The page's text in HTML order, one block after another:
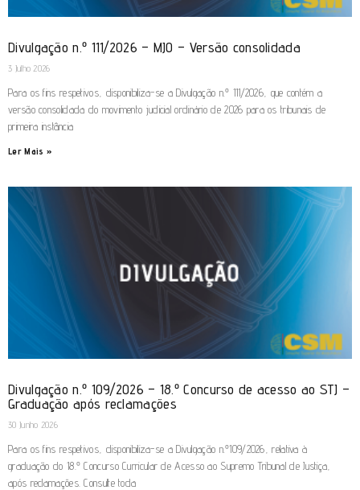
Divulgação n.º 111/2026 – MJO – Versão consolidada
3 Julho 2026
Para os fins respetivos, disponibiliza-se a Divulgação n.º 111/2026, que contém a
versão consolidada do movimento judicial ordinário de 2026 para os tribunais de
primeira instância
Ler Mais »
Divulgação n.º 109/2026 – 18.º Concurso de acesso ao STJ –
Graduação após reclamações
30 Junho 2026
Para os fins respetivos, disponibiliza-se a Divulgação n.º109/2026, relativa à
graduação do 18.º Concurso Curricular de Acesso ao Supremo Tribunal de Justiça,
após reclamações. Consulte toda